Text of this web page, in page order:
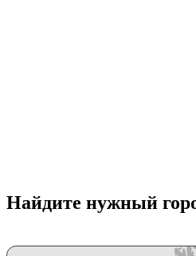
Найдите нужный